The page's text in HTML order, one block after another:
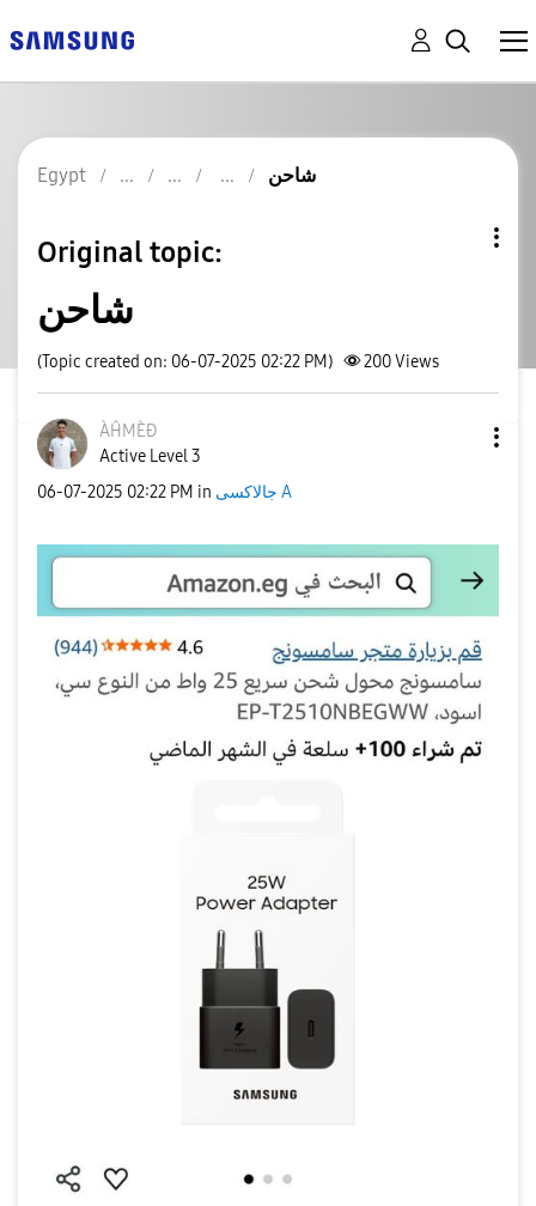
Egypt شاحن
Original topic:
شاحن
(Topic created on: 06-07-2025 02:22 PM) 200Views
ÀĤMÈÐ
Active Level 3
‎06-07-2025 02:22 PM in جالاكسى A